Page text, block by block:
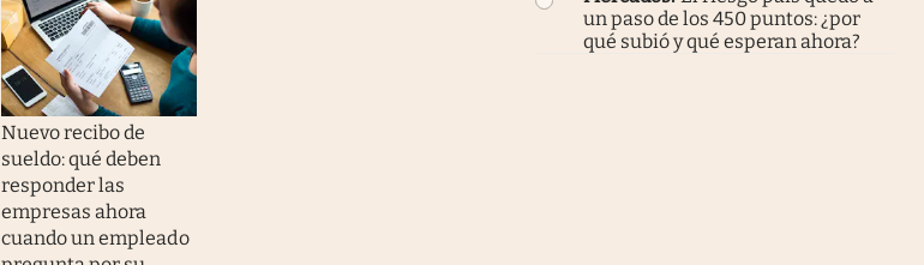
Nuevo recibo de
sueldo: qué deben
responder las
empresas ahora
cuando un empleado
un paso de los 450 puntos: ¿por
qué subió y qué esperan ahora?